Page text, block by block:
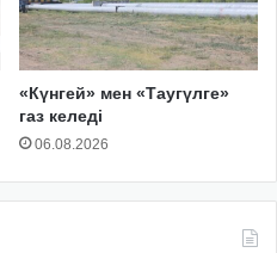
«Күнгей» мен «Таугүлге»
газ келеді
06.08.2026